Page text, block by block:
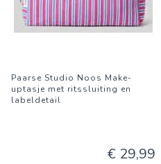
Paarse Studio Noos Make-
uptasje met ritssluiting en
labeldetail
€ 29,99